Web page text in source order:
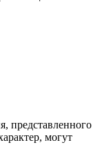
представленного
могут